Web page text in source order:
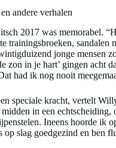
andere verhalen
2017 was memorabel.
trainingsbroeken, sandalen
jonge mensen
zon in je hart’ gingen acht
had ik nog nooit
speciale kracht, vertelt
in een echtscheiding,
Ineens hoorde ik
op slag goedgezind en ben